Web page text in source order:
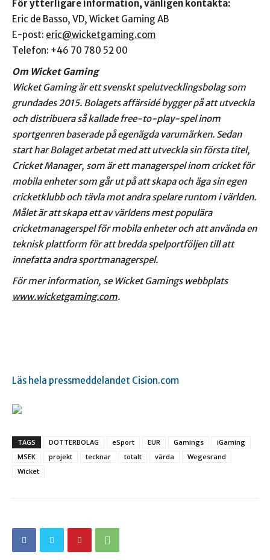
För ytterligare information, vänligen kontakta:
Eric de Basso, VD, Wicket Gaming AB
E-post: eric@wicketgaming.com
Telefon: +46 70 780 52 00
Om Wicket Gaming
Wicket Gaming är ett svenskt spelutvecklingsbolag som
grundades 2015. Bolagets affärsidé bygger på att utveckla
och distribuera så kallade free-to-play-spel inom
sportgenren baserade på egenägda varumärken. Sedan
start har Bolaget arbetat med att utveckla sin första titel,
Cricket Manager, som är ett managerspel inom cricket för
mobila enheter som går ut på att skapa och äga sin egen
cricketklubb och tävla mot andra spelare runtom i världen.
Målet är att skapa ett av världens mest populära
cricketmanagerspel för mobila enheter och att använda en
teknisk plattform för att bredda spelportföljen till att
innefatta andra sportmanagerspel.
För mer information, se Wicket Gamings webbplats
www.wicketgaming.com.
Läs hela pressmeddelandet Cision.com
TAGS DOTTERBOLAG eSport EUR Gamings
iGaming
MSEK
projekt tecknar totalt värda
Wegesrand
Wicket